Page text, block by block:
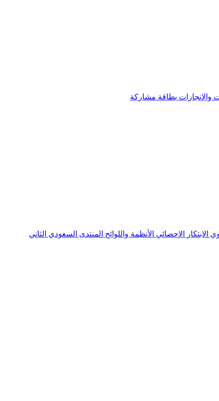
والإنجازات بطاقة مشاركة
الابتكار الإحصائي الأنظمة واللوائح المنتدى السعودي الثاني